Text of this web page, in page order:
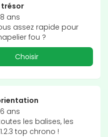
trésor
ans
assez rapide pour
fou ?
Choisir
ans
les balises, les
top chrono !